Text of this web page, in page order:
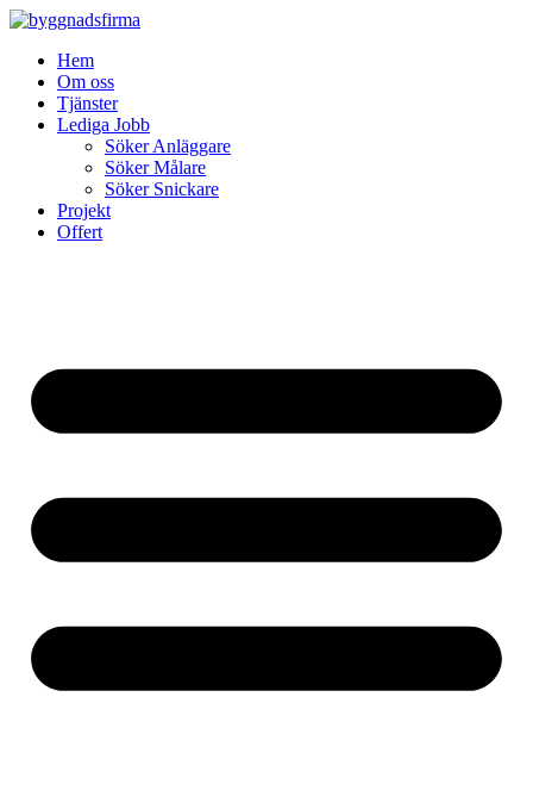
Skip
contentHem
Om oss
Tjänster
Lediga Jobb
Söker Anläggare
Söker Målare
Söker Snickare
Projekt
Offert